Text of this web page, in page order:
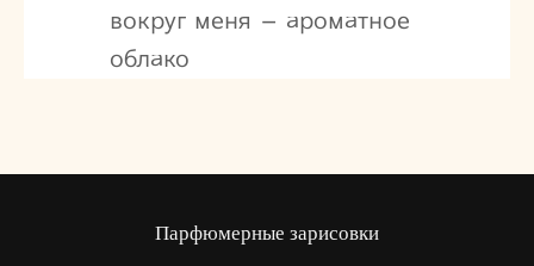
вокруг меня – ароматное
облако
Парфюмерные зарисовки